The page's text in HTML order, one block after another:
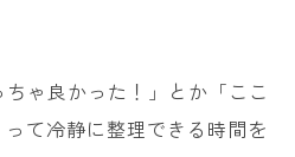
ちゃ良かった！」とか「ここ
て冷静に整理できる時間を